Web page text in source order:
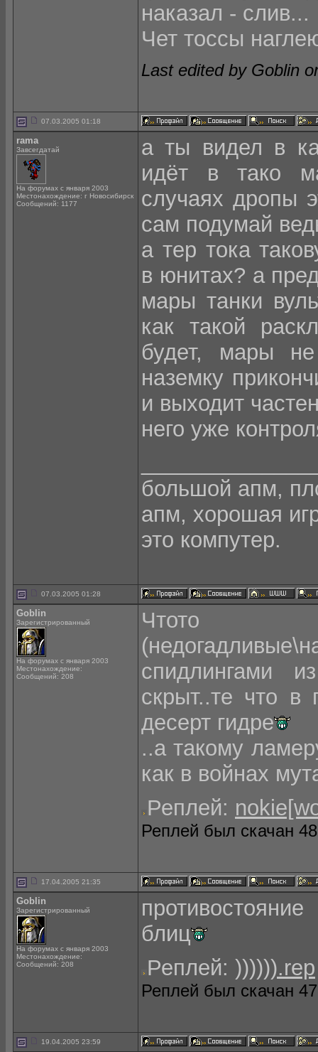
наказал - слив...
Чет тоссы
Last edited by Goblin
07.03.2005 01:18
rama
Завсегдатай
На форумах с января 2003
Местонахождение: г Новосибирск
Сообщений: 1177
а ты видел в
идёт в тако
случаях дропы
сам подумай
а тер тока
в юнитах? а
мары танки
как такой
будет, мары
наземку
и выходит
него уже
большой апм,
апм, хорошая
это компутер.
07.03.2005 01:28
Goblin
Зарегистрированный
На форумах с января 2003
Местонахождение:
Сообщений: 208
Чтото
спидлингами
скрыт..те что в
десерт гидре
..а такому
как в войнах
Реплей:
Реплей был скачан
17.04.2005 21:35
Goblin
Зарегистрированный
На форумах с января 2003
Местонахождение:
Сообщений: 208
блиц
Реплей: )))))).rep
Реплей был скачан
19.04.2005 23:59